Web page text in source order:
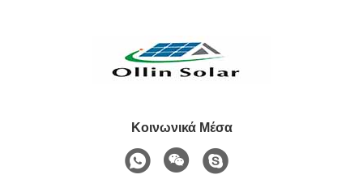
Κοινωνικά Μέσα